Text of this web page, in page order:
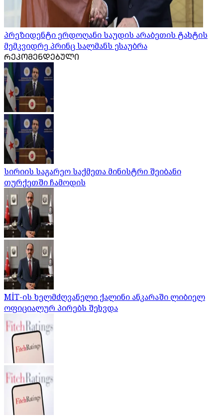
პრეზიდენტი ერდოღანი საუდის არაბეთის ტახტის
მემკვიდრე პრინც სალმანს ესაუბრა
ᲠᲔᲙᲝᲛᲔᲜᲓᲔᲑᲣᲚᲘ
სირიის საგარეო საქმეთა მინისტრი შეიბანი
თურქეთში ჩამოდის
MİT-ის ხელმძღვანელი ქალინი ანკარაში ლიბიელ
ოფიციალურ პირებს შეხვდა